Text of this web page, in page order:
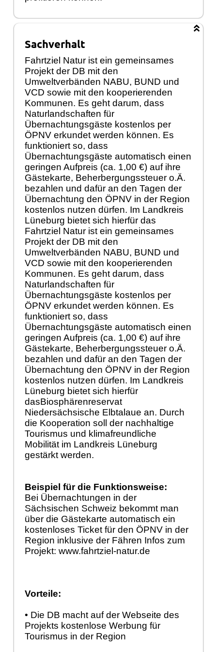
Sachverhalt
Fahrtziel Natur ist ein gemeinsames
Projekt der DB mit den
Umweltverbänden NABU, BUND und
VCD sowie mit den kooperierenden
Kommunen. Es geht darum, dass
Naturlandschaften für
Übernachtungsgäste kostenlos per
ÖPNV erkundet werden können. Es
funktioniert so, dass
Übernachtungsgäste automatisch einen
geringen Aufpreis (ca. 1,00 €) auf ihre
Gästekarte, Beherbergungssteuer o.Ä.
bezahlen und dafür an den Tagen der
Übernachtung den ÖPNV in der Region
kostenlos nutzen dürfen. Im Landkreis
Lüneburg bietet sich hierfür das
Fahrtziel Natur ist ein gemeinsames
Projekt der DB mit den
Umweltverbänden NABU, BUND und
VCD sowie mit den kooperierenden
Kommunen. Es geht darum, dass
Naturlandschaften für
Übernachtungsgäste kostenlos per
ÖPNV erkundet werden können. Es
funktioniert so, dass
Übernachtungsgäste automatisch einen
geringen Aufpreis (ca. 1,00 €) auf ihre
Gästekarte, Beherbergungssteuer o.Ä.
bezahlen und dafür an den Tagen der
Übernachtung den ÖPNV in der Region
kostenlos nutzen dürfen. Im Landkreis
Lüneburg bietet sich hierfür
dasBiosphärenreservat
Niedersächsische Elbtalaue an. Durch
die Kooperation soll der nachhaltige
Tourismus und klimafreundliche
Mobilität im Landkreis Lüneburg
gestärkt werden.
Beispiel für die Funktionsweise:
Bei Übernachtungen in der
Sächsischen Schweiz bekommt man
über die Gästekarte automatisch ein
kostenloses Ticket für den ÖPNV in der
Region inklusive der Fähren Infos zum
Projekt: www.fahrtziel-natur.de
Vorteile:
• Die DB macht auf der Webseite des
Projekts kostenlose Werbung für
Tourismus in der Region